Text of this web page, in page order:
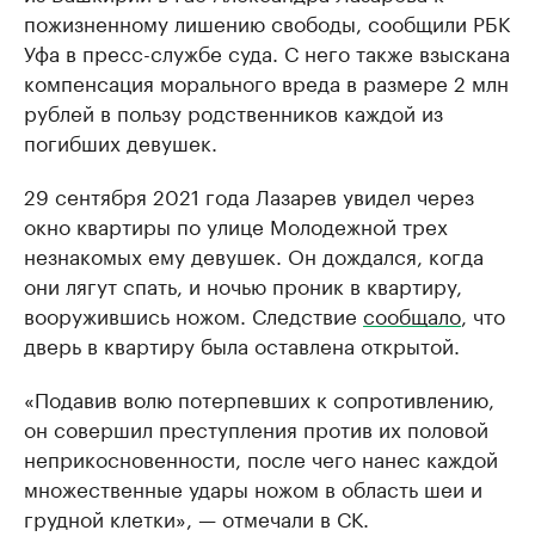
пожизненному лишению свободы, сообщили РБК
Уфа в пресс-службе суда. С него также взыскана
компенсация морального вреда в размере 2 млн
рублей в пользу родственников каждой из
погибших девушек.
29 сентября 2021 года Лазарев увидел через
окно квартиры по улице Молодежной трех
незнакомых ему девушек. Он дождался, когда
они лягут спать, и ночью проник в квартиру,
вооружившись ножом. Следствие сообщало, что
дверь в квартиру была оставлена открытой.
«Подавив волю потерпевших к сопротивлению,
он совершил преступления против их половой
неприкосновенности, после чего нанес каждой
множественные удары ножом в область шеи и
грудной клетки», — отмечали в СК.